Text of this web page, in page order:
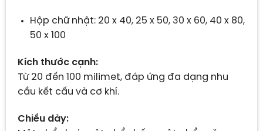
Hộp chữ nhật: 20 x 40, 25 x 50, 30 x 60, 40 x 80,
50 x 100
Kích thước cạnh:
Từ 20 đến 100 milimet, đáp ứng đa dạng nhu
cầu kết cấu và cơ khí.
Chiều dày: